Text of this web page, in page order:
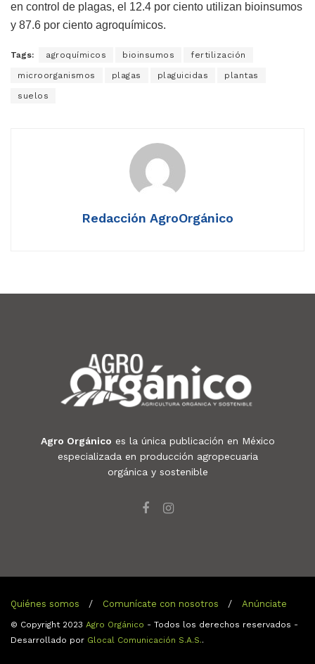
en control de plagas, el 12.4 por ciento utilizan bioinsumos
y 87.6 por ciento agroquímicos.
Tags: agroquímicos bioinsumos fertilización
microorganismos plagas plaguicidas plantas
suelos
Redacción AgroOrgánico
Agro Orgánico es la única publicación en México
especializada en producción agropecuaria
orgánica y sostenible
Quiénes somos Comunícate con nosotros Anúnciate
© Copyright 2023 Agro Orgánico - Todos los derechos reservados -
Desarrollado por Glocal Comunicación S.A.S..